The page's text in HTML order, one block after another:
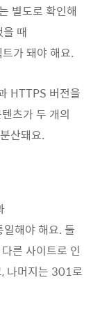
별도로 확인해
때
가 돼야 해요.
HTTPS 버전을
츠가 두 개의
산돼요.
해야 해요. 둘
른 사이트로 인
나머지는 301로